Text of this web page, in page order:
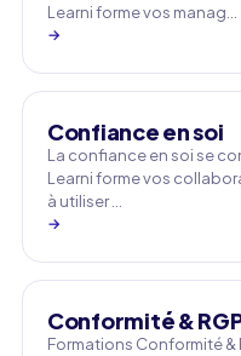
Learni forme vos manag…
→
Confiance en soi
La confiance en soi se
Learni forme vos
à utiliser …
→
Conformité &
Formations Conformité &